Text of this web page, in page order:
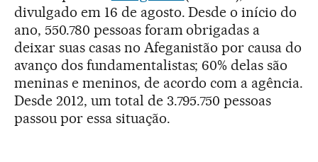
divulgado em 16 de agosto. Desde o início do
ano, 550.780 pessoas foram obrigadas a
deixar suas casas no Afeganistão por causa do
avanço dos fundamentalistas; 60% delas são
meninas e meninos, de acordo com a agência.
Desde 2012, um total de 3.795.750 pessoas
passou por essa situação.